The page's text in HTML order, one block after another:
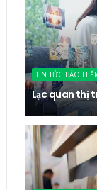
TIN TỨC BẢO
Lạc quan thị